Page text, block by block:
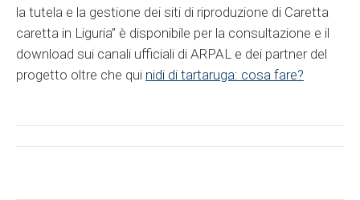
la tutela e la gestione dei siti di riproduzione di Caretta
caretta in Liguria” è disponibile per la consultazione e il
download sui canali ufficiali di ARPAL e dei partner del
progetto oltre che qui nidi di tartaruga: cosa fare?
Post